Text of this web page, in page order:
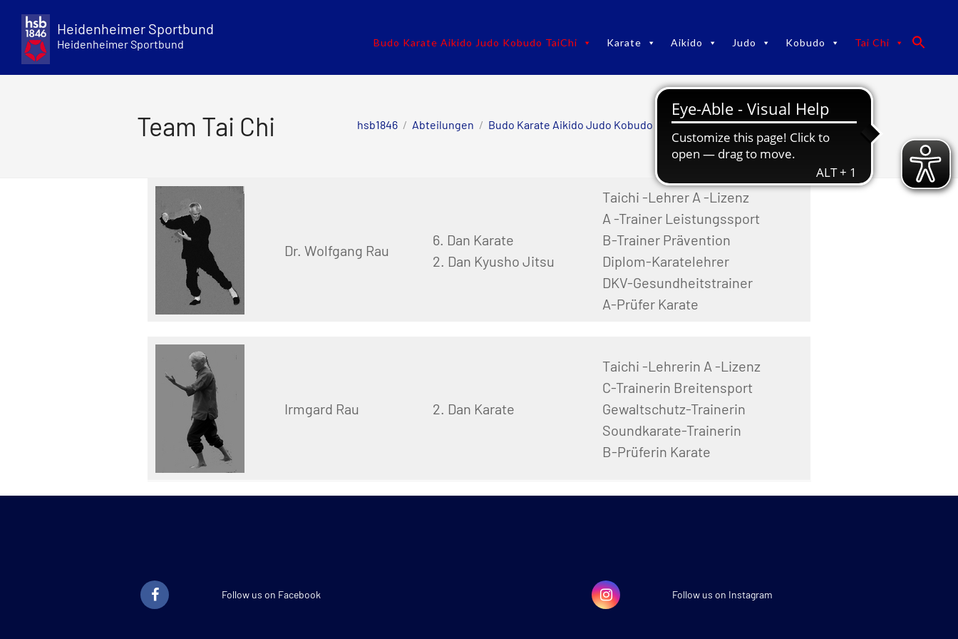
content
Heidenheimer Sportbund
Heidenheimer Sportbund Budo Karate Aikido Judo Kobudo TaiChi Karate Aikido Judo Kobudo Tai Chi
hsb1846 / Abteilungen / Budo Karate Aikido Judo Kobudo TaiChi / Tai Chi / Team Tai Chi
Team Tai Chi
Dr. Wolfgang Rau
6. Dan Karate
2. Dan Kyusho Jitsu
Taichi -Lehrer A -Lizenz
A -Trainer Leistungssport
B-Trainer Prävention
Diplom-Karatelehrer
DKV-Gesundheitstrainer
A-Prüfer Karate
Irmgard Rau 2. Dan Karate
Taichi -Lehrerin A -Lizenz
C-Trainerin Breitensport
Gewaltschutz-Trainerin
Soundkarate-Trainerin
B-Prüferin Karate
Follow us on Facebook Follow us on Instagram